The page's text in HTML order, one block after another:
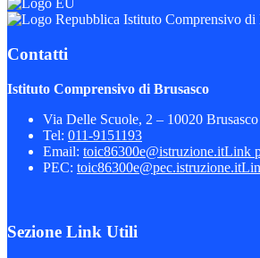
Istituto Comprensivo di
Contatti
Istituto Comprensivo di Brusasco
Via Delle Scuole, 2 – 10020
Tel: 011-9151193
Email: toic86300e@istruzione.itLink
PEC: toic86300e@pec.istruzione.it
Sezione Link Utili